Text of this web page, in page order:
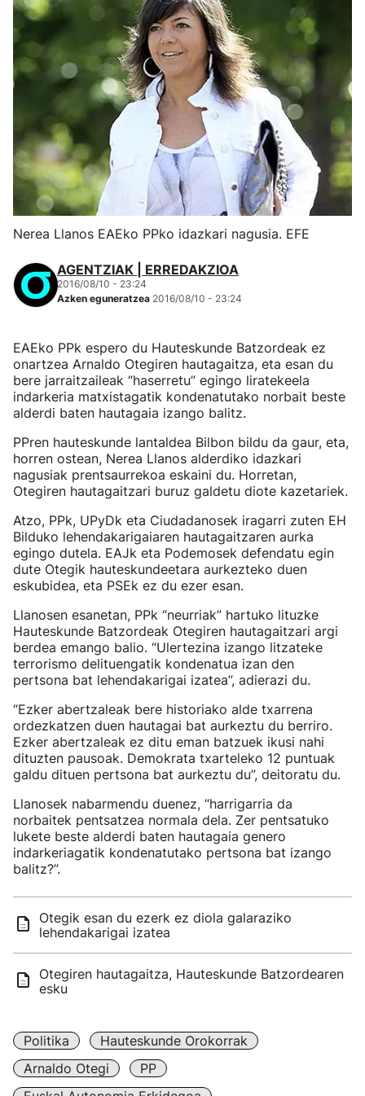
Nerea Llanos EAEko PPko idazkari nagusia. EFE
AGENTZIAK | ERREDAKZIOA
2016/08/10 - 23:24
Azken eguneratzea 2016/08/10 - 23:24
EAEko PPk espero du Hauteskunde Batzordeak ez
onartzea Arnaldo Otegiren hautagaitza, eta esan du
bere jarraitzaileak “haserretu” egingo liratekeela
indarkeria matxistagatik kondenatutako norbait beste
alderdi baten hautagaia izango balitz.
PPren hauteskunde lantaldea Bilbon bildu da gaur, eta,
horren ostean, Nerea Llanos alderdiko idazkari
nagusiak prentsaurrekoa eskaini du. Horretan,
Otegiren hautagaitzari buruz galdetu diote kazetariek.
Atzo, PPk, UPyDk eta Ciudadanosek iragarri zuten EH
Bilduko lehendakarigaiaren hautagaitzaren aurka
egingo dutela. EAJk eta Podemosek defendatu egin
dute Otegik hauteskundeetara aurkezteko duen
eskubidea, eta PSEk ez du ezer esan.
Llanosen esanetan, PPk “neurriak” hartuko lituzke
Hauteskunde Batzordeak Otegiren hautagaitzari argi
berdea emango balio. “Ulertezina izango litzateke
terrorismo delituengatik kondenatua izan den
pertsona bat lehendakarigai izatea”, adierazi du.
“Ezker abertzaleak bere historiako alde txarrena
ordezkatzen duen hautagai bat aurkeztu du berriro.
Ezker abertzaleak ez ditu eman batzuek ikusi nahi
dituzten pausoak. Demokrata txarteleko 12 puntuak
galdu dituen pertsona bat aurkeztu du”, deitoratu du.
Llanosek nabarmendu duenez, “harrigarria da
norbaitek pentsatzea normala dela. Zer pentsatuko
lukete beste alderdi baten hautagaia genero
indarkeriagatik kondenatutako pertsona bat izango
balitz?”.
Otegik esan du ezerk ez diola galaraziko
lehendakarigai izatea
Otegiren hautagaitza, Hauteskunde Batzordearen
esku
Politika
Hauteskunde Orokorrak
Arnaldo Otegi
PP